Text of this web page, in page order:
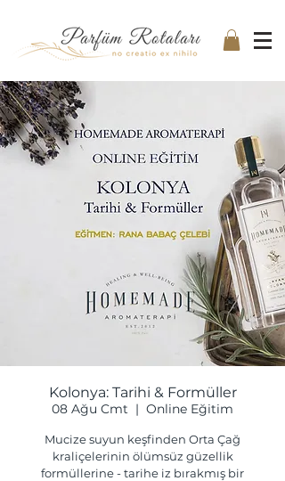
Kolonya: Tarihi & Formüller
08 Ağu Cmt
  |
Online Eğitim
Mucize suyun keşfinden Orta Çağ
kraliçelerinin ölümsüz güzellik
formüllerine - tarihe iz bırakmış bir